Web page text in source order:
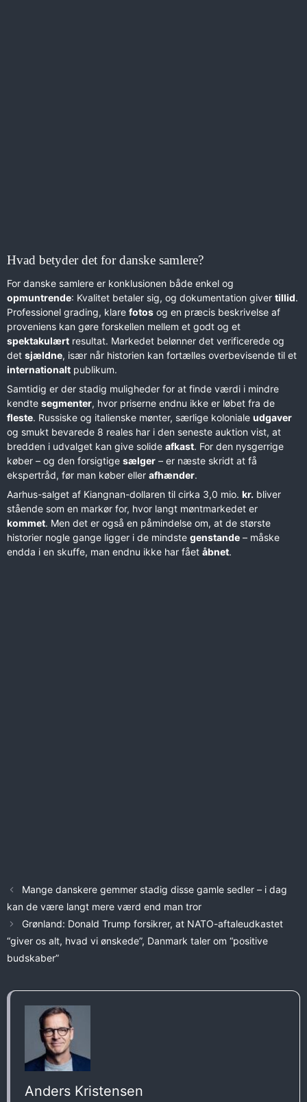
Hvad betyder det for danske samlere?
For danske samlere er konklusionen både enkel og
opmuntrende: Kvalitet betaler sig, og dokumentation giver tillid.
Professionel grading, klare fotos og en præcis beskrivelse af
proveniens kan gøre forskellen mellem et godt og et
spektakulært resultat. Markedet belønner det verificerede og
det sjældne, især når historien kan fortælles overbevisende til et
internationalt publikum.
Samtidig er der stadig muligheder for at finde værdi i mindre
kendte segmenter, hvor priserne endnu ikke er løbet fra de
fleste. Russiske og italienske mønter, særlige koloniale udgaver
og smukt bevarede 8 reales har i den seneste auktion vist, at
bredden i udvalget kan give solide afkast. For den nysgerrige
køber – og den forsigtige sælger – er næste skridt at få
ekspertråd, før man køber eller afhænder.
Aarhus-salget af Kiangnan-dollaren til cirka 3,0 mio. kr. bliver
stående som en markør for, hvor langt møntmarkedet er
kommet. Men det er også en påmindelse om, at de største
historier nogle gange ligger i de mindste genstande – måske
endda i en skuffe, man endnu ikke har fået åbnet.
Mange danskere gemmer stadig disse gamle sedler – i dag
kan de være langt mere værd end man tror
Grønland: Donald Trump forsikrer, at NATO-aftaleudkastet
“giver os alt, hvad vi ønskede”, Danmark taler om “positive
budskaber”
Anders Kristensen